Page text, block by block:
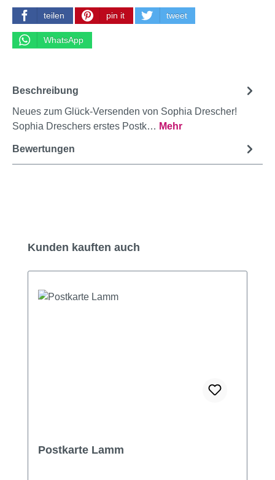
teilen pin it tweet
WhatsApp
Beschreibung
Neues zum Glück-Versenden von Sophia Drescher!
Sophia Dreschers erstes Postk… Mehr
Bewertungen
Produktgalerie überspringen
Kunden kauften auch
Postkarte Lamm